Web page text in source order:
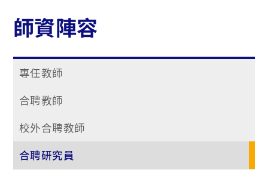
師資陣容
專任教師
合聘教師
校外合聘教師
合聘研究員